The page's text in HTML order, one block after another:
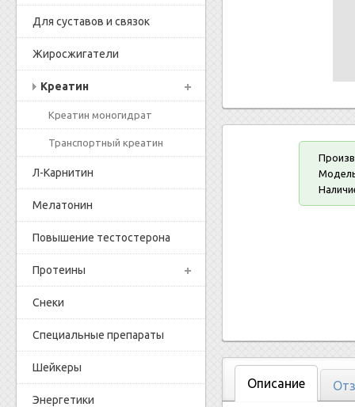
Для суставов и связок
Жиросжигатели
Креатин
Креатин моногидрат
Транспортный креатин
Л-Карнитин
Мелатонин
Повышение тестостерона
Протеины
Снеки
Специальные препараты
Шейкеры
Энергетики
Описание